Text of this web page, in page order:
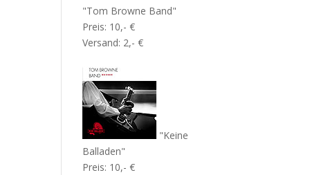
"Tom Browne Band"
Preis: 10,- €
Versand: 2,- €
"Keine
Balladen"
Preis: 10,- €